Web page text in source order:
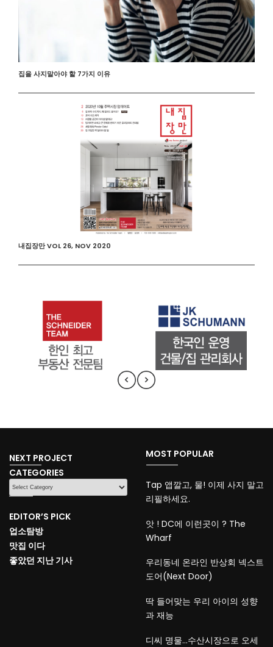
집을 사지말아야 할 7가지 이유
내집장만 VOL 26, NOV 2020
NEXT PROJECT
CATEGORIES
CATEGORIES
EDITOR’S PICK
업소탐방
맛집 이다
좋았던 지난 기사
MOST POPULAR
Tap 앱깔고, 물! 이제 사지 말고
리필하세요.
앗 ! DC에 이런곳이 ? The
Wharf
우리동네 온라인 반상회 넥스트
도어(Next Door)
딱 들어맞는 우리 아이의 성향
과 재능
디씨 명물…수산시장으로 오세